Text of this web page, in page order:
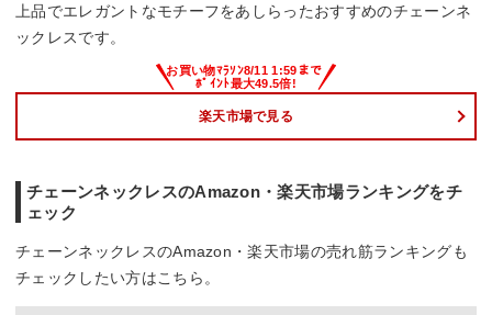
上品でエレガントなモチーフをあしらったおすすめのチェーンネ
ックレスです。
楽天市場で見る
チェーンネックレスのAmazon・楽天市場ランキングをチ
ェック
チェーンネックレスのAmazon・楽天市場の売れ筋ランキングも
チェックしたい方はこちら。